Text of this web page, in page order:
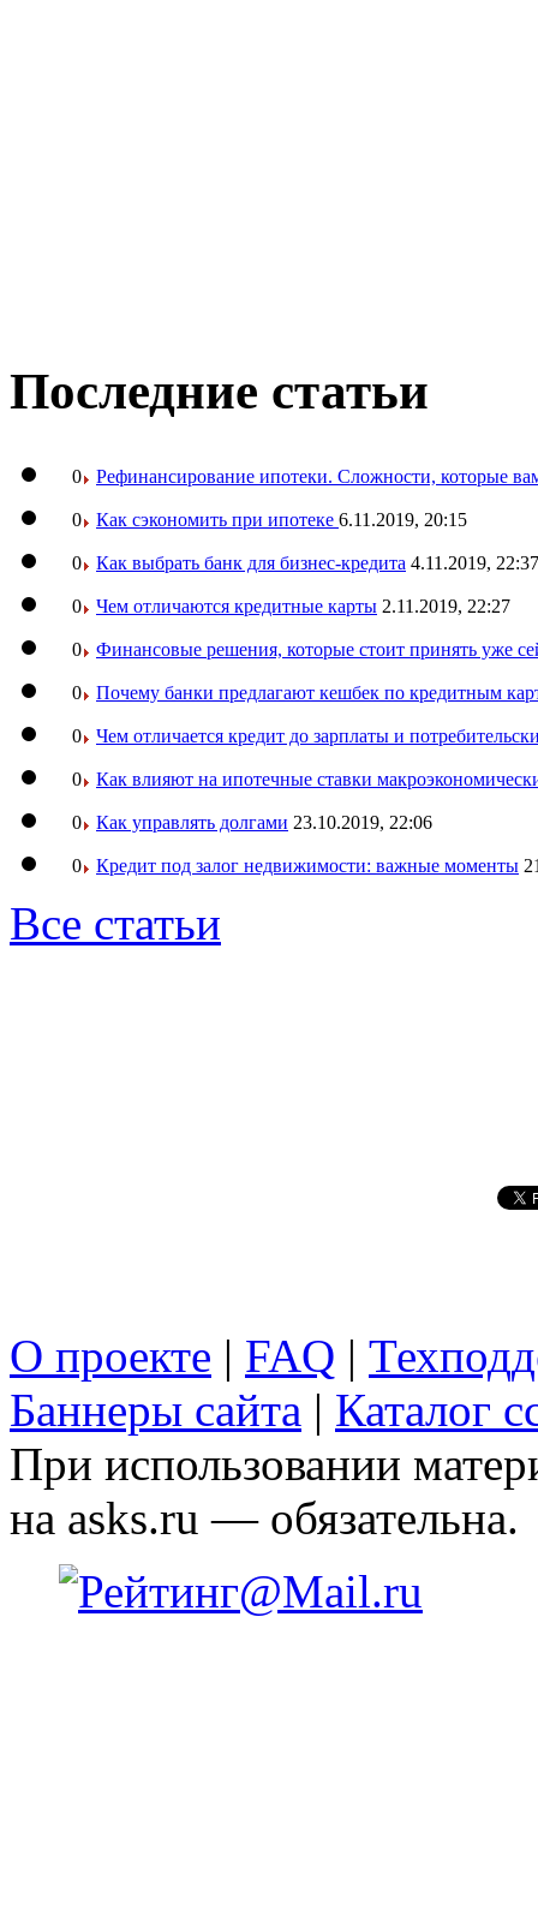
Последние статьи
0 Рефинансирование ипотеки. Сложности, которые
0 Как сэкономить при ипотеке 6.11.2019, 20:15
0 Как выбрать банк для бизнес-кредита 4.11.2019, 22:37
0 Чем отличаются кредитные карты 2.11.2019, 22:27
0 Финансовые решения, которые стоит принять уже
0 Почему банки предлагают кешбек по кредитным
0 Чем отличается кредит до зарплаты и
0 Как влияют на ипотечные ставки
0 Как управлять долгами 23.10.2019, 22:06
0 Кредит под залог недвижимости: важные моменты
Все статьи
О проекте | FAQ |
Баннеры сайта | Каталог
При использовании
на asks.ru — обязательна.